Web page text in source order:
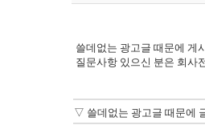
쓸데없는 광고글 때문에 게
질문사항 있으신 분은 회사
▽ 쓸데없는 광고글 때문에